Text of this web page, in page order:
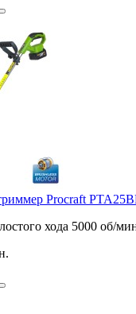
Procraft
хода 5000 об/